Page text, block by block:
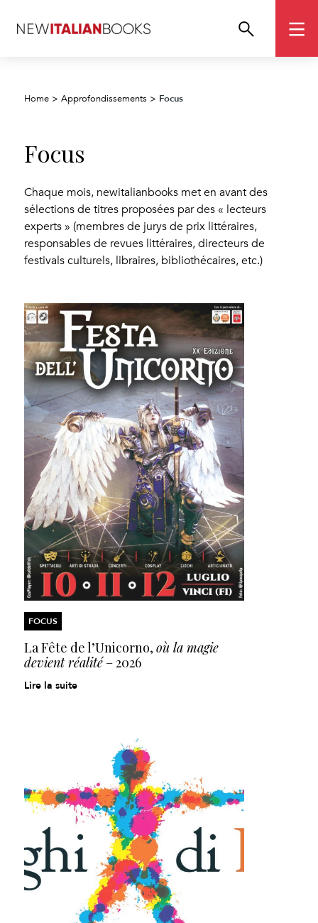
Home >Approfondissements > Focus
Focus
Chaque mois, newitalianbooks met en avant des
sélections de titres proposées par des « lecteurs
experts » (membres de jurys de prix littéraires,
responsables de revues littéraires, directeurs de
festivals culturels, libraires, bibliothécaires, etc.)
FOCUS
La Fête de l’Unicorno,où la magie
devient réalité– 2026
Lire la suite